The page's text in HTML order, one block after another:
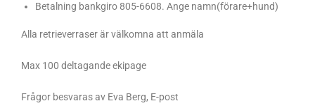
Betalning bankgiro 805-6608. Ange namn(förare+hund)
Alla retrieverraser är välkomna att anmäla
Max 100 deltagande ekipage
Frågor besvaras av Eva Berg, E-post